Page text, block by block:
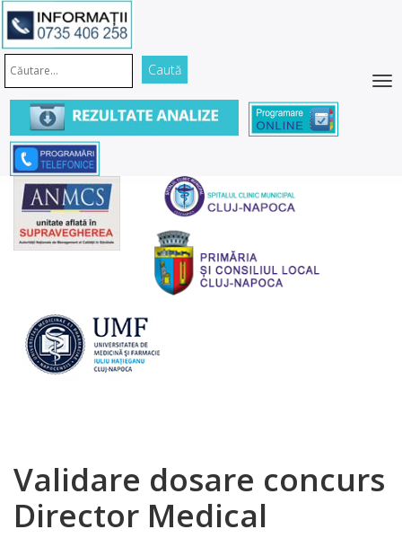
Validare dosare concurs
Director Medical